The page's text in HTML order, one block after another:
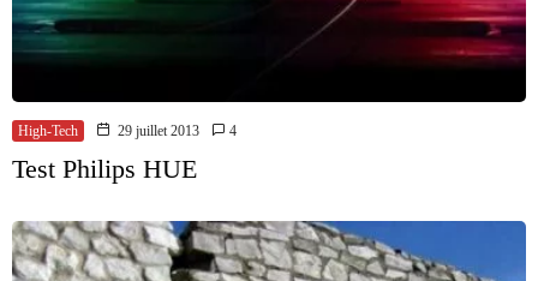
High-Tech 29 juillet 2013 4
Test Philips HUE